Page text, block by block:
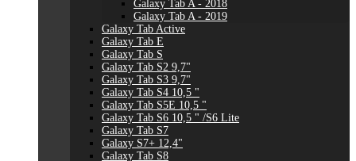
Galaxy Tab A - 2018
Galaxy Tab A - 2019
Galaxy Tab Active
Galaxy Tab E
Galaxy Tab S
Galaxy Tab S2 9,7"
Galaxy Tab S3 9,7"
Galaxy Tab S4 10,5 "
Galaxy Tab S5E 10,5 "
Galaxy Tab S6 10,5 " /S6 Lite
Galaxy Tab S7
Galaxy S7+ 12,4"
Galaxy Tab S8